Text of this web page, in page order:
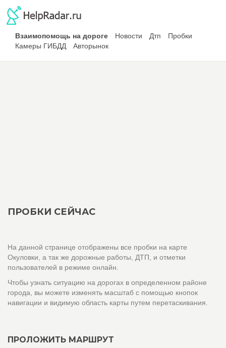
Взаимопомощь на дороге Новости Дтп
Пробки
Камеры ГИБДД
Авторынок
ПРОБКИ СЕЙЧАС
На данной странице отображены все пробки на карте
Окуловки, а так же дорожные работы, ДТП, и отметки
пользователей в режиме онлайн.
Чтобы узнать ситуацию на дорогах в определенном районе
города, вы можете изменять масштаб с помощью кнопок
навигации и видимую область карты путем перетаскивания.
ПРОЛОЖИТЬ МАРШРУТ